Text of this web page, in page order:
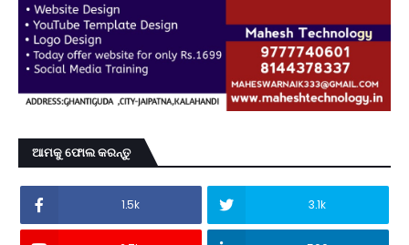
ଆମକୁ ଫୋଲ କରନ୍ତୁ
1.5k 3.1k